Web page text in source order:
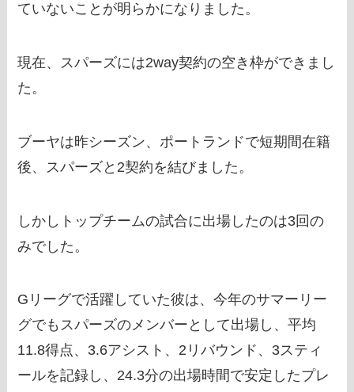
ていないことが明らかになりました。
現在、スパーズには2way契約の空き枠ができまし
た。
ブーヤは昨シーズン、ポートランドで短期間在籍
後、スパーズと2契約を結びました。
しかしトップチームの試合に出場したのは3回の
みでした。
Gリーグで活躍していた彼は、今年のサマーリー
グでもスパーズのメンバーとして出場し、平均
11.8得点、3.6アシスト、2リバウンド、3スティ
ールを記録し、24.3分の出場時間で安定したプレ